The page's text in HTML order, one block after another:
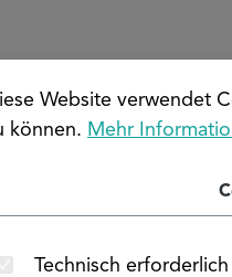
Website verwendet
können. Mehr
Technisch erforderlich